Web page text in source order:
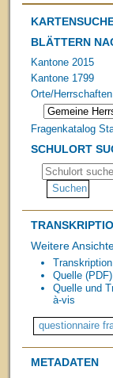
BLÄTTERN
Kantone 2015
Kantone 1799
Orte/
Fragenkatalog
SCHULORT
Weitere
Quelle (PDF)
Quelle und
à-vis
METADATEN